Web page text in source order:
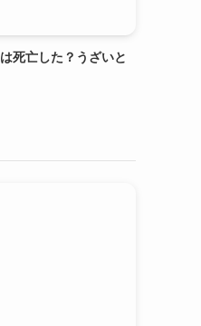
死亡した？うざいと